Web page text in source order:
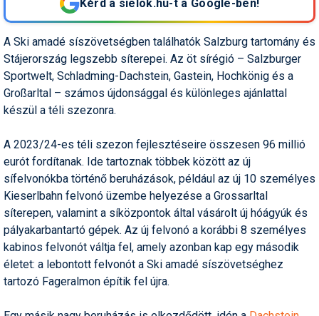
Humor
Hütte
Ingatlan
Interjúk
Kerékpár
Korcsolya
Könyvajánló
Magazinok
Munkavállalás
Kérd a sielok.hu-t a Google-ben!
A Ski amadé síszövetségben találhatók Salzburg tartomány és
Stájerország legszebb síterepei. Az öt sírégió – Salzburger
Sportwelt, Schladming-Dachstein, Gastein, Hochkönig és a
Großarltal – számos újdonsággal és különleges ajánlattal
készül a téli szezonra.
A 2023/24-es téli szezon fejlesztéseire összesen 96 millió
eurót fordítanak. Ide tartoznak többek között az új
sífelvonókba történő beruházások, például az új 10 személyes
Kieserlbahn felvonó üzembe helyezése a Grossarltal
síterepen, valamint a síközpontok által vásárolt új hóágyúk és
pályakarbantartó gépek. Az új felvonó a korábbi 8 személyes
kabinos felvonót váltja fel, amely azonban kap egy második
életet: a lebontott felvonót a Ski amadé síszövetséghez
tartozó Fageralmon építik fel újra.